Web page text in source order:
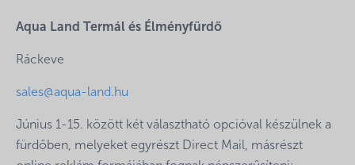
Aqua Land Termál és Élményfürdő
Ráckeve
sales@aqua-land.hu
Június 1-15. között két választható opcióval készülnek a
fürdőben, melyeket egyrészt Direct Mail, másrészt